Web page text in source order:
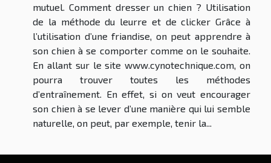
mutuel. Comment dresser un chien ? Utilisation
de la méthode du leurre et de clicker Grâce à
l’utilisation d’une friandise, on peut apprendre à
son chien à se comporter comme on le souhaite.
En allant sur le site www.cynotechnique.com, on
pourra trouver toutes les méthodes
d’entraînement. En effet, si on veut encourager
son chien à se lever d’une manière qui lui semble
naturelle, on peut, par exemple, tenir la...